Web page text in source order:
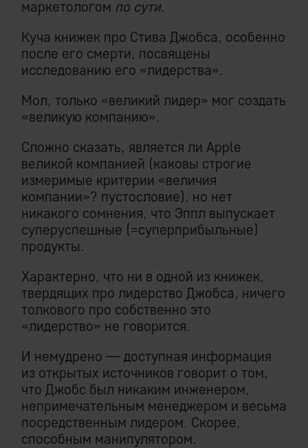
маркетологом по сути.
Куча книжек про Стива Джобса, особенно
после его смерти, посвящены
исследованию его «лидерства».
Мол, только «великий лидер» мог создать
«великую компанию».
Сложно сказать, является ли Apple
великой компанией (каковы строгие
измеримые критерии «величия
компании»? пустословие), но нет
никакого сомнения, что Эппл выпускает
суперуспешные (=суперприбыльные)
продукты.
Характерно, что ни в одной из книжек,
твердящих про лидерство Джобса, ничего
толкового про собственно это
«лидерство» не говорится.
И немудрено — доступная информация
из открытых источников говорит о том,
что Джобс был никаким инженером,
непримечательным менеджером и весьма
посредственным лидером. Скорее,
способным манипулятором.